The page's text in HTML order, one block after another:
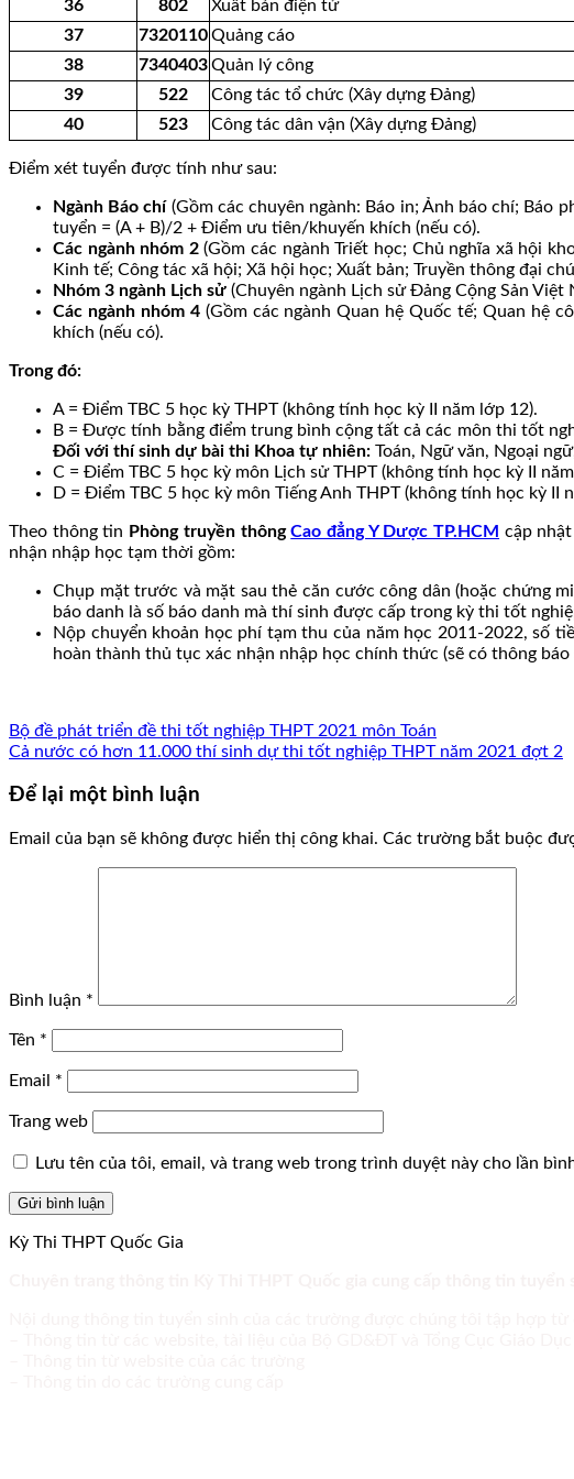
36 802 Xuất bản điện tử
37
7320110Quảng cáo
38
7340403Quản lý công
39
522 Công tác tổ chức (Xây dựng Đảng)
40
523 Công tác dân vận (Xây dựng Đảng)
Điểm xét tuyển được tính như sau:
Ngành Báo chí(Gồm các chuyên ngành: Báo in; Ảnh báo chí; Báo
tuyển = (A + B)/2 + Điểm ưu tiên/khuyến khích (nếu có).
Các ngành nhóm 2(Gồm các ngành Triết học; Chủ nghĩa xã hội
Kinh tế; Công tác xã hội; Xã hội học; Xuất bản; Truyền thông đại
Nhóm 3 ngành Lịch sử (Chuyên ngành Lịch sử Đảng Cộng Sản
Các ngành nhóm 4(Gồm các ngành Quan hệ Quốc tế; Quan hệ
khích (nếu có).
Trong đó:
A = Điểm TBC 5 học kỳ THPT (không tính học kỳ II năm lớp 12).
B = Được tính bằng điểm trung bình cộng tất cả các môn thi tốt
Đối với thí sinh dự bài thi Khoa tự nhiên: Toán, Ngữ văn, Ngoại
C = Điểm TBC 5 học kỳ môn Lịch sử THPT (không tính học kỳ II
D = Điểm TBC 5 học kỳ môn Tiếng Anh THPT (không tính học kỳ II
Theo thông tin Phòng truyền thôngCao đẳng Y Dược TP.HCM cập
nhận nhập học tạm thời gồm:
Chụp mặt trước và mặt sau thẻ căn cước công dân (hoặc chứng
báo danh là số báo danh mà thí sinh được cấp trong kỳ thi tốt
Nộp chuyển khoản học phí tạm thu của năm học 2011-2022, số
hoàn thành thủ tục xác nhận nhập học chính thức (sẽ có thông báo
Bộ đề phát triển đề thi tốt nghiệp THPT 2021 môn Toán
Cả nước có hơn 11.000 thí sinh dự thi tốt nghiệp THPT năm 2021 đợt 2
Để lại một bình luận
Email của bạn sẽ không được hiển thị công khai. Các trường bắt buộc
Bình luận *
Tên *
Email *
Trang web
Lưu tên của tôi, email, và trang web trong trình duyệt này cho lần
Kỳ Thi THPT Quốc Gia